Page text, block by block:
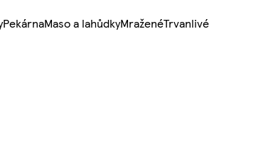
PekárnaMaso a lahůdkyMraženéTrvanlivé